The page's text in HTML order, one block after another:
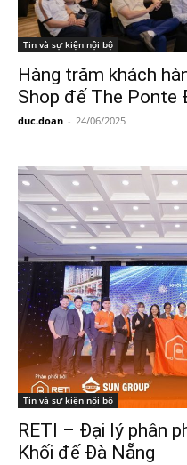
Tin và sự kiện nội bộ
Hàng trăm khách
Shop đế The Ponte
duc.doan - 24/06/2025
Tin và sự kiện nội bộ
RETI – Đại lý phân
Khối đế Đà Nẵng